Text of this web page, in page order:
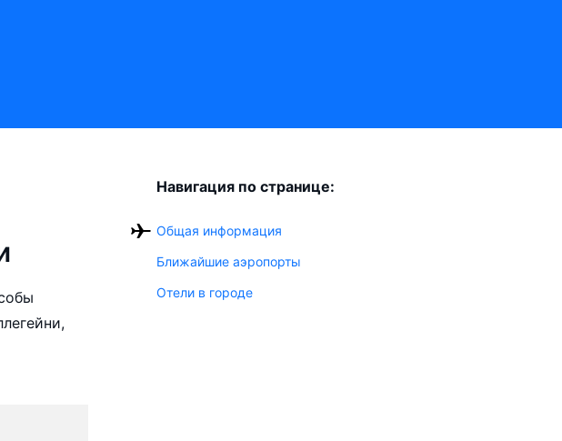
Навигация по странице:
Общая информация
Ближайшие аэропорты
Отели в городе